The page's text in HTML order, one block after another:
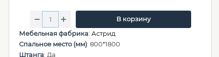
В корзину
Мебельная фабрика: Астрид
Спальное место (мм): 800*1800
Штанга: Да